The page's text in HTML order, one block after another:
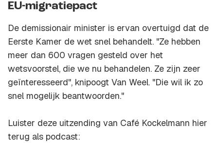
EU-migratiepact
De demissionair minister is ervan overtuigd dat de
Eerste Kamer de wet snel behandelt. "Ze hebben
meer dan 600 vragen gesteld over het
wetsvoorstel, die we nu behandelen. Ze zijn zeer
geïnteresseerd", knipoogt Van Weel. "Die wil ik zo
snel mogelijk beantwoorden."
Luister deze uitzending van Café Kockelmann hier
terug als podcast: